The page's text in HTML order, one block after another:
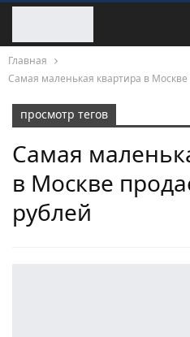
Главная
Самая маленькая квартира в Москве
просмотр тегов
Самая
в Москве
рублей